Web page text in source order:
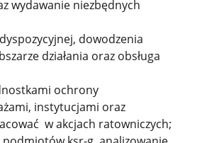
wydawanie niezbędnych
dowodzenia
działania oraz obsługa
ochrony
instytucjami oraz
w akcjach ratowniczych;